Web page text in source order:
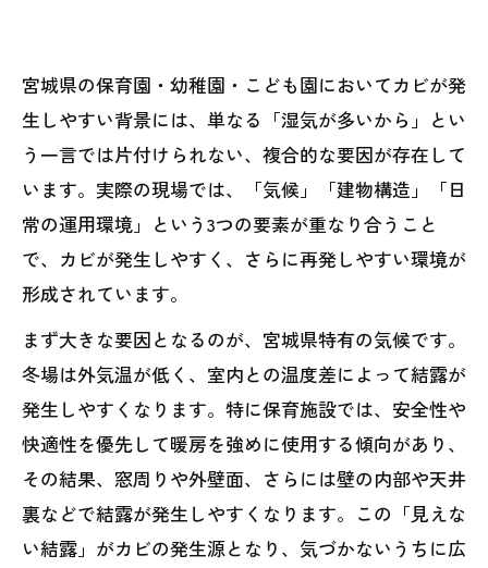
6．カビを防ぐために必要な管理・設備・運
用対策
7．MIST工法Ⓡカビバスターズ仙台による原
因調査と再発防止策
宮城県の保育園・幼稚園・こども園においてカビが発
生しやすい背景には、単なる「湿気が多いから」とい
う一言では片付けられない、複合的な要因が存在して
います。実際の現場では、「気候」「建物構造」「日
常の運用環境」という3つの要素が重なり合うこと
で、カビが発生しやすく、さらに再発しやすい環境が
形成されています。
まず大きな要因となるのが、宮城県特有の気候です。
冬場は外気温が低く、室内との温度差によって結露が
発生しやすくなります。特に保育施設では、安全性や
快適性を優先して暖房を強めに使用する傾向があり、
その結果、窓周りや外壁面、さらには壁の内部や天井
裏などで結露が発生しやすくなります。この「見えな
い結露」がカビの発生源となり、気づかないうちに広